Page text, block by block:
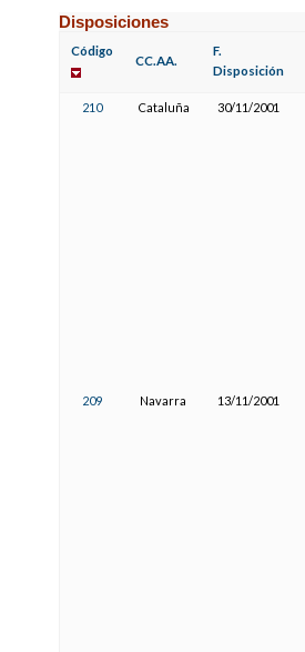
Disposiciones
Código
CC.AA.
F.
Disposición
210 Cataluña 30/11/2001
209 Navarra 13/11/2001